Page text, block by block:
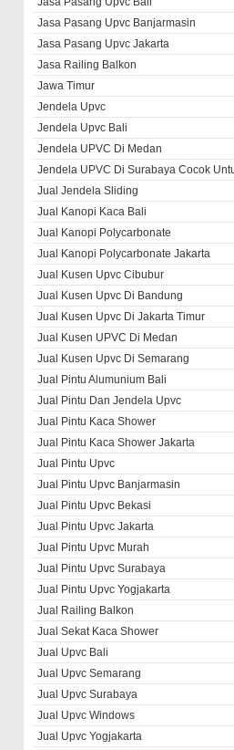
Jasa Pasang Upvc Banjarmasin
Jasa Pasang Upvc Jakarta
Jasa Railing Balkon
Jawa Timur
Jendela Upvc
Jendela Upvc Bali
Jendela UPVC Di Medan
Jendela UPVC Di Surabaya Cocok
Jual Jendela Sliding
Jual Kanopi Kaca Bali
Jual Kanopi Polycarbonate
Jual Kanopi Polycarbonate Jakarta
Jual Kusen Upvc Cibubur
Jual Kusen Upvc Di Bandung
Jual Kusen Upvc Di Jakarta Timur
Jual Kusen UPVC Di Medan
Jual Kusen Upvc Di Semarang
Jual Pintu Alumunium Bali
Jual Pintu Dan Jendela Upvc
Jual Pintu Kaca Shower
Jual Pintu Kaca Shower Jakarta
Jual Pintu Upvc
Jual Pintu Upvc Banjarmasin
Jual Pintu Upvc Bekasi
Jual Pintu Upvc Jakarta
Jual Pintu Upvc Murah
Jual Pintu Upvc Surabaya
Jual Pintu Upvc Yogjakarta
Jual Railing Balkon
Jual Sekat Kaca Shower
Jual Upvc Bali
Jual Upvc Semarang
Jual Upvc Surabaya
Jual Upvc Windows
Jual Upvc Yogjakarta